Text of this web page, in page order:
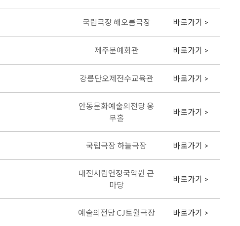
국립극장 해오름극장 바로가기 >
제주문예회관 바로가기 >
강릉단오제전수교육관 바로가기 >
안동문화예술의전당 웅
부홀
바로가기 >
국립극장 하늘극장 바로가기 >
대전시립연정국악원 큰
마당
바로가기 >
예술의전당 CJ토월극장 바로가기 >